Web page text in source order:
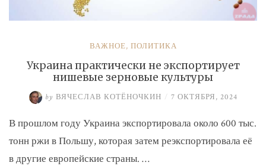
ВАЖНОЕ, ПОЛИТИКА
Украина практически не экспортирует
нишевые зерновые культуры
by ВЯЧЕСЛАВ КОТЁНОЧКИН / 7 ОКТЯБРЯ, 2024
В прошлом году Украина экспортировала около 600 тыс.
тонн ржи в Польшу, которая затем реэкспортировала её
в другие европейские страны. …